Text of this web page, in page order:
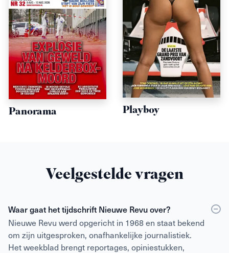
Panorama Playboy
Veelgestelde vragen
Waar gaat het tijdschrift Nieuwe Revu over?
Nieuwe Revu werd opgericht in 1968 en staat bekend
om zijn uitgesproken, onafhankelijke journalistiek.
Het weekblad brengt reportages, opiniestukken,